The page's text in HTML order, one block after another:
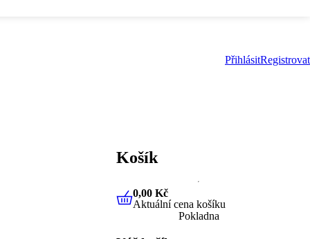
PřihlásitRegistrovat
Košík
0,00 KčAktuální cena košíku
0,00 Kč
Aktuální cena košíku
Pokladna